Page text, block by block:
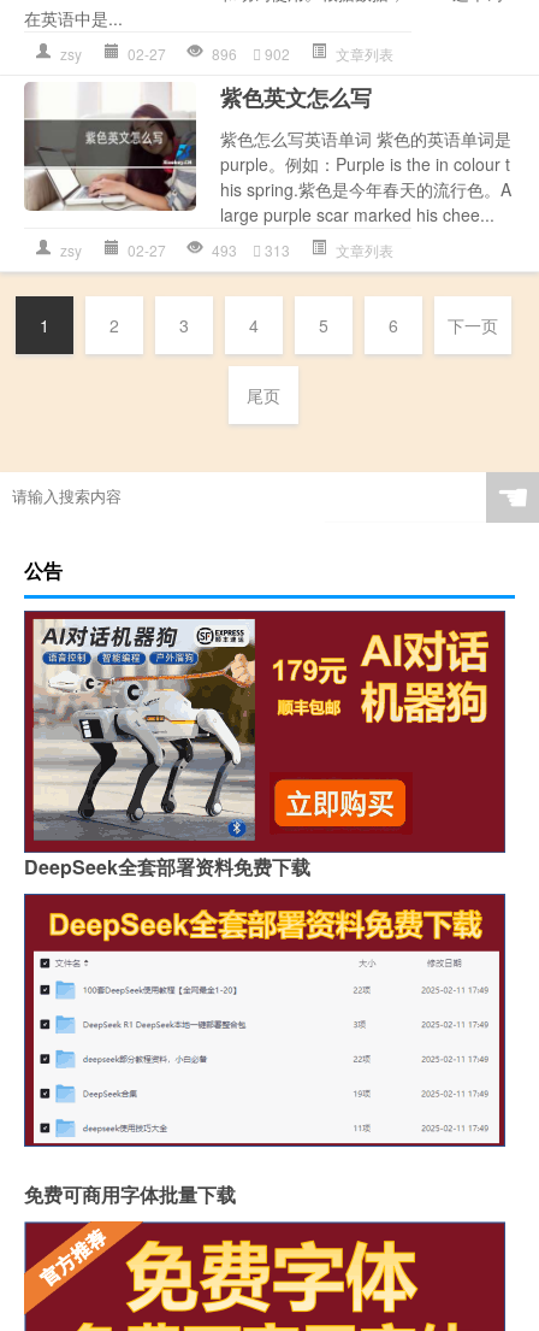
在英语中是...
zsy 02-27 896 902 文章列表
紫色英文怎么写
紫色怎么写英语单词 紫色的英语单词是
purple。例如：Purple is the in colour t
his spring.紫色是今年春天的流行色。A
large purple scar marked his chee...
zsy 02-27 493 313 文章列表
1 2 3 4 5 6 下一页
尾页
☚
公告
DeepSeek全套部署资料免费下载
免费可商用字体批量下载